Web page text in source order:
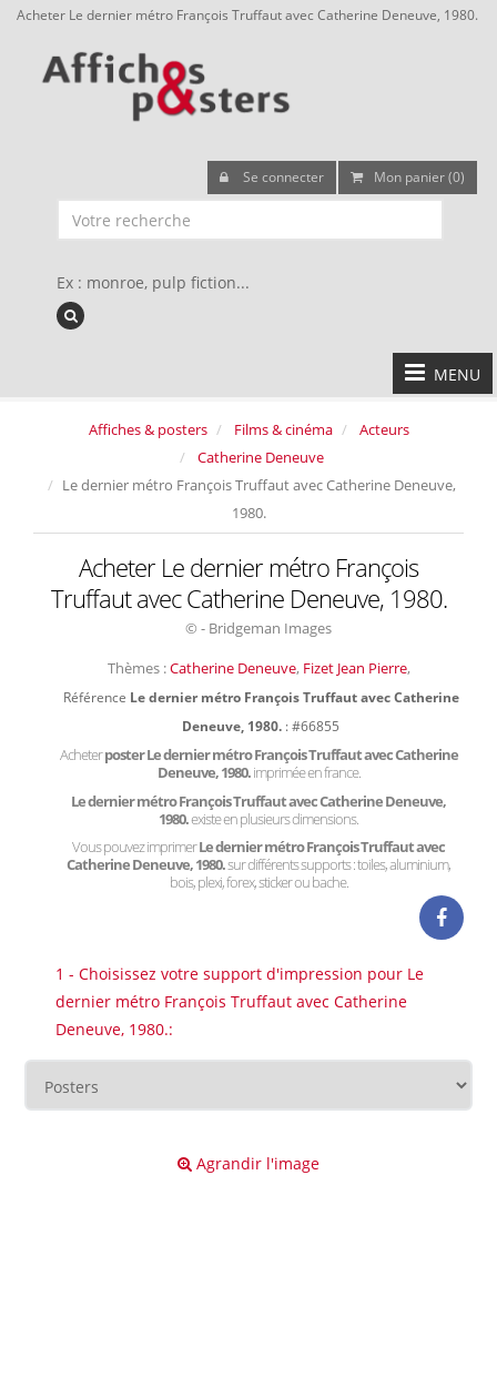
Acheter Le dernier métro François Truffaut avec Catherine Deneuve, 1980.
Se connecter Mon panier (0)
Ex : monroe, pulp fiction...
MENU
Affiches & posters Films & cinéma
Acteurs
Catherine Deneuve
Le dernier métro François Truffaut avec Catherine Deneuve,
1980.
Acheter Le dernier métro François
Truffaut avec Catherine Deneuve, 1980.
© - Bridgeman Images
Thèmes :Catherine Deneuve, Fizet Jean Pierre,
Référence Le dernier métro François Truffaut avec Catherine
Deneuve, 1980. : #66855
Acheterposter Le dernier métro François Truffaut avec Catherine
Deneuve, 1980.imprimée en france.
Le dernier métro François Truffaut avec Catherine Deneuve,
1980.existe en plusieurs dimensions.
Vous pouvez imprimerLe dernier métro François Truffaut avec
Catherine Deneuve, 1980.sur différents supports : toiles, aluminium,
bois, plexi, forex, sticker ou bache.
1 - Choisissez votre support d'impression pour Le
dernier métro François Truffaut avec Catherine
Deneuve, 1980.:
Agrandir l'image